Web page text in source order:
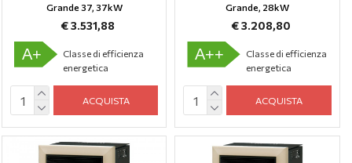
Grande 37, 37kW
€ 3.531,88
A+
Classe di efficienza
energetica
ACQUISTA
Grande, 28kW
€ 3.208,80
A++
Classe di efficienza
energetica
ACQUISTA